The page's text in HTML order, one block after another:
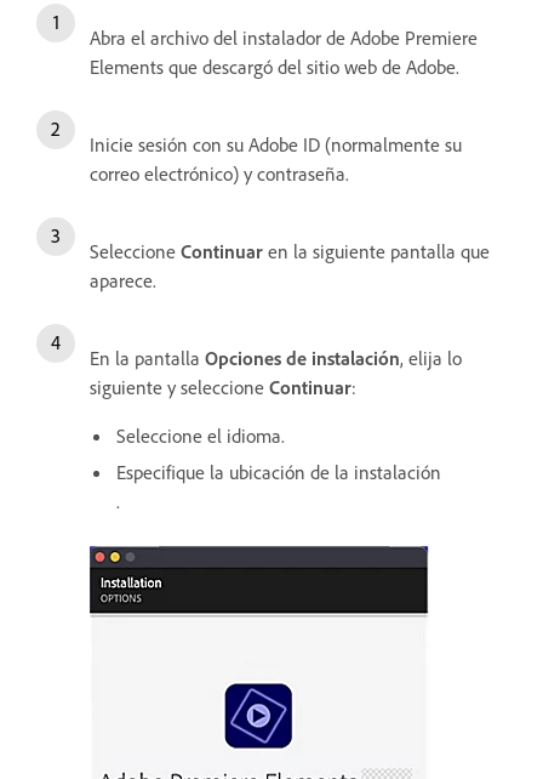
Abra el archivo del instalador de Adobe Premiere
Elements que descargó del sitio web de Adobe.
Inicie sesión con su Adobe ID (normalmente su
correo electrónico) y contraseña.
Seleccione Continuar en la siguiente pantalla que
aparece.
En la pantalla Opciones de instalación, elija lo
siguiente y seleccione Continuar:
Seleccione el idioma.
Especifique la ubicación de la instalación
.